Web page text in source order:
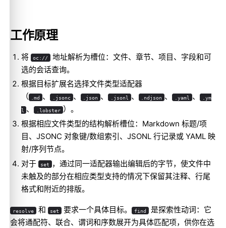
工作原理
将 oc://
地址解析为槽位：文件、章节、项目、字段和可
选的会话查询。
根据目标扩展名选择文件类型适配器
（
.md 、 .jsonc 、 .json 、 .jsonl 、 .ndjson 、 .yaml 、 .ym
l 、 .lobster ）。
根据相应文件类型的结构解析槽位：Markdown 标题/项
目、JSONC 对象键/数组索引、JSONL 行记录或 YAML 映
射/序列节点。
对于
set
，通过同一适配器输出编辑后的字节，使文件中
未触及的部分在相应类型支持的情况下保留其注释、行尾
格式和附近的排版。
resolve 和 set 要求一个具体目标。 find 是探索性动词：它
会将通配符、联合、谓词和序数展开为具体匹配项，供你在选